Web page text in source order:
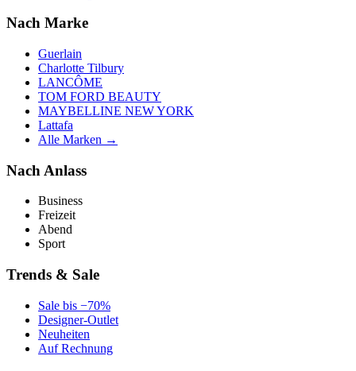
Nach Marke
Guerlain
Charlotte Tilbury
LANCÔME
TOM FORD BEAUTY
MAYBELLINE NEW YORK
Lattafa
Alle Marken →
Nach Anlass
Business
Freizeit
Abend
Sport
Trends & Sale
Sale bis −70%
Designer-Outlet
Neuheiten
Auf Rechnung